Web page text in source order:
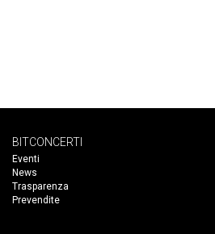
BITCONCERTI
Eventi
News
Trasparenza
Prevendite